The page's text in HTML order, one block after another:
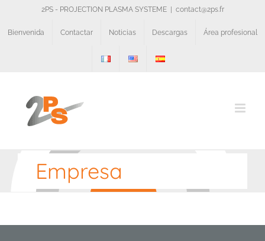
content
2PS - PROJECTION PLASMA SYSTEME contact@2ps.fr
Bienvenida Contactar Noticias Descargas Área profesional
Empresa